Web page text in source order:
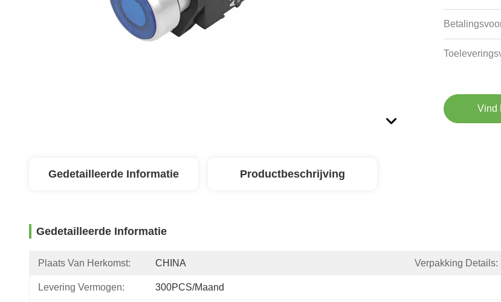
Vind
Gedetailleerde Informatie Productbeschrijving
Gedetailleerde Informatie
Plaats Van Herkomst: CHINA Verpakking Details:
Levering Vermogen: 300PCS/maand